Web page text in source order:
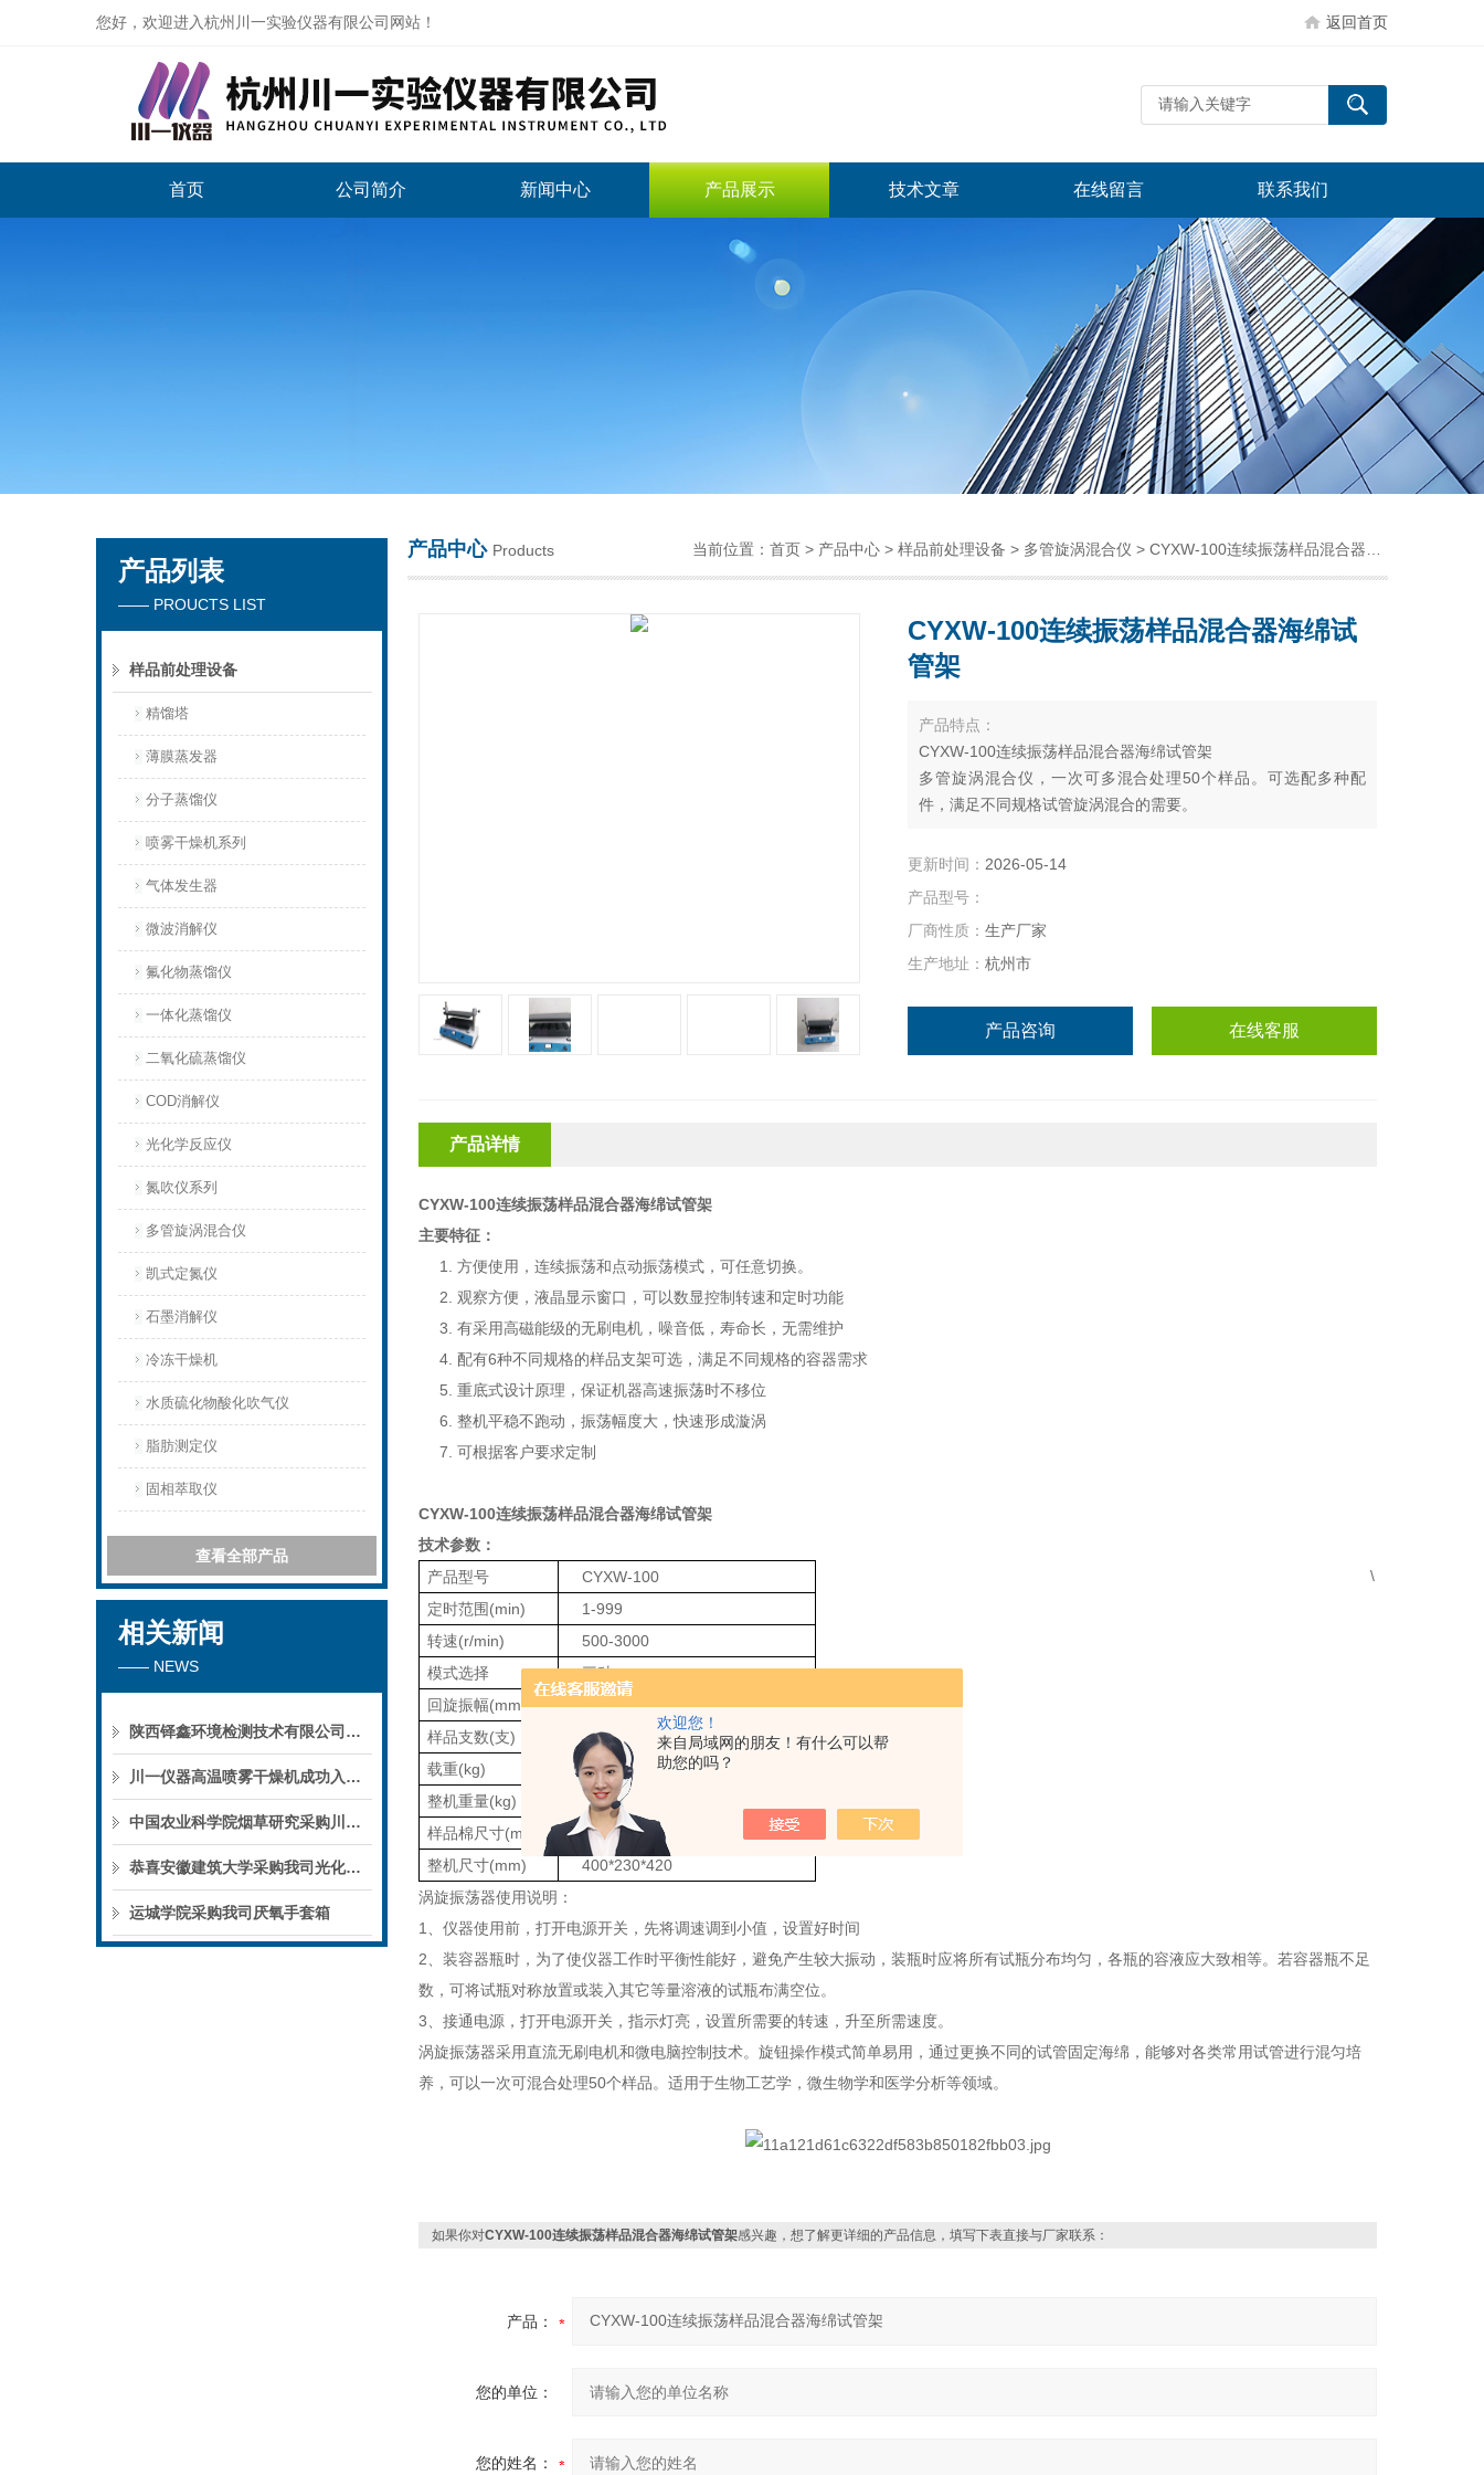
欢迎您！
来自局域网的朋友！有什么可以帮
助您的吗？
您好，欢迎进入杭州川一实验仪器有限公司网站！ 返回首页
杭州川一实验仪器有限公司
首页 公司简介 新闻中心 产品展示 技术文章 在线留言 联系我们
产品列表
—— PROUCTS LIST
样品前处理设备
精馏塔
薄膜蒸发器
分子蒸馏仪
喷雾干燥机系列
气体发生器
微波消解仪
氟化物蒸馏仪
一体化蒸馏仪
二氧化硫蒸馏仪
COD消解仪
光化学反应仪
氮吹仪系列
多管旋涡混合仪
凯式定氮仪
石墨消解仪
冷冻干燥机
水质硫化物酸化吹气仪
脂肪测定仪
固相萃取仪
查看全部产品
相关新闻
—— NEWS
陕西铎鑫环境检测技术有限公司采购我司全自动液液萃取仪
川一仪器高温喷雾干燥机成功入驻鄱阳职业学院，助力职业教育实训平台升级
中国农业科学院烟草研究采购川一仪器喷雾干燥机
恭喜安徽建筑大学采购我司光化学反应仪
运城学院采购我司厌氧手套箱
产品中心 Products 当前位置： 首页 > 产品中心 > 样品前处理设备 > 多管旋涡混合仪 > CYXW-100连续振荡样品混合器海绵试管架
CYXW-100连续振荡样品混合器海绵试
管架
产品特点：
CYXW-100连续振荡样品混合器海绵试管架
多管旋涡混合仪，一次可多混合处理50个样品。可选配多种配
件，满足不同规格试管旋涡混合的需要。
更新时间： 2026-05-14
产品型号：
厂商性质： 生产厂家
生产地址： 杭州市
产品咨询 在线客服
产品详情
CYXW-100连续振荡样品混合器海绵试管架
主要特征：
1. 方便使用，连续振荡和点动振荡模式，可任意切换。
2. 观察方便，液晶显示窗口，可以数显控制转速和定时功能
3. 有采用高磁能级的无刷电机，噪音低，寿命长，无需维护
4. 配有6种不同规格的样品支架可选，满足不同规格的容器需求
5. 重底式设计原理，保证机器高速振荡时不移位
6. 整机平稳不跑动，振荡幅度大，快速形成漩涡
7. 可根据客户要求定制
CYXW-100连续振荡样品混合器海绵试管架
技术参数：
产品型号
CYXW-100
定时范围(min)
1-999
转速(r/min)
500-3000
模式选择
三种
回旋振幅(mm)
±4
样品支数(支)
50
载重(kg)
6
整机重量(kg)
16
样品棉尺寸(mm)
300*140*50
整机尺寸(mm)
400*230*420
\
涡旋振荡器使用说明：
1、仪器使用前，打开电源开关，先将调速调到小值，设置好时间
2、装容器瓶时，为了使仪器工作时平衡性能好，避免产生较大振动，装瓶时应将所有试瓶分布均匀，各瓶的容液应大致相等。若容器瓶不足
数，可将试瓶对称放置或装入其它等量溶液的试瓶布满空位。
3、接通电源，打开电源开关，指示灯亮，设置所需要的转速，升至所需速度。
涡旋振荡器采用直流无刷电机和微电脑控制技术。旋钮操作模式简单易用，通过更换不同的试管固定海绵，能够对各类常用试管进行混匀培
养，可以一次可混合处理50个样品。适用于生物工艺学，微生物学和医学分析等领域。
如果你对CYXW-100连续振荡样品混合器海绵试管架感兴趣，想了解更详细的产品信息，填写下表直接与厂家联系：
产品：
您的单位：
您的姓名：